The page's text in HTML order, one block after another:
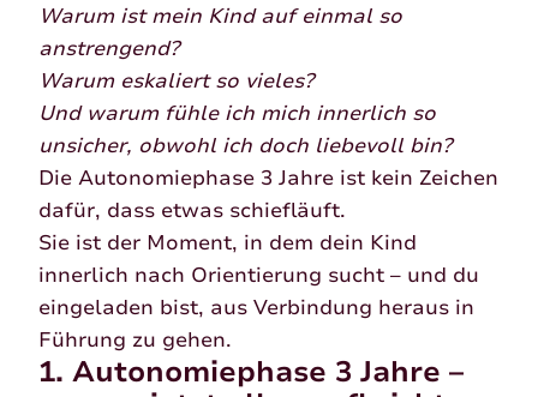
Warum ist mein Kind auf einmal so
anstrengend?
Warum eskaliert so vieles?
Und warum fühle ich mich innerlich so
unsicher, obwohl ich doch liebevoll bin?
Die Autonomiephase 3 Jahre ist kein Zeichen
dafür, dass etwas schiefläuft.
Sie ist der Moment, in dem dein Kind
innerlich nach Orientierung sucht – und du
eingeladen bist, aus Verbindung heraus in
Führung zu gehen.
1. Autonomiephase 3 Jahre –